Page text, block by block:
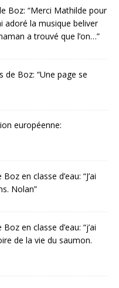
Boz: “Merci Mathilde pour
adoré la musique beliver
a trouvé que l’on…”
de Boz: “Une page se
européenne:
Boz en classe d’eau: “J’ai
Nolan”
Boz en classe d’eau: “j’ai
de la vie du saumon.